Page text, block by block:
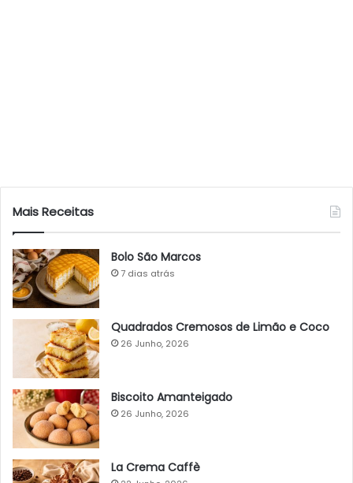
Mais Receitas
Bolo São Marcos
7 dias atrás
Quadrados Cremosos de Limão e Coco
26 Junho, 2026
Biscoito Amanteigado
26 Junho, 2026
La Crema Caffè